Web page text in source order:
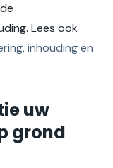
Lees ook
inhouding en
uw
grond